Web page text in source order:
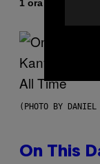
1 ora fa
(PHOTO BY DANIEL
On This